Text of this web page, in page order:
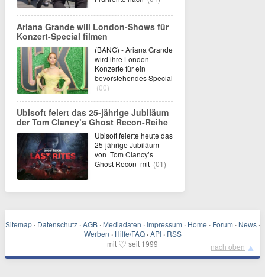
Ariana Grande will London-Shows für
Konzert-Special filmen
(BANG) - Ariana Grande
wird ihre London-
Konzerte für ein
bevorstehendes Special
(00)
Ubisoft feiert das 25-jährige Jubiläum
der Tom Clancy’s Ghost Recon-Reihe
Ubisoft feierte heute das
25-jährige Jubiläum
von Tom Clancy’s
Ghost Recon mit (01)
Sitemap · Datenschutz · AGB · Mediadaten · Impressum · Home · Forum · News ·
Werben · Hilfe/FAQ · API · RSS
mit ♡ seit 1999 nach oben ▲